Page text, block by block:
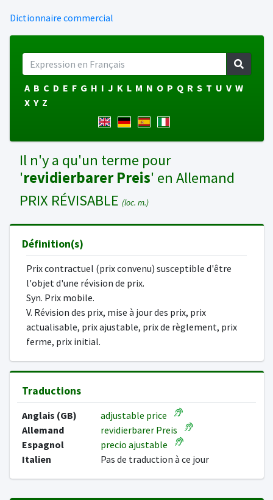
Dictionnaire commercial
A B C D E F G H I J K L M N O P Q R S T U V W
X Y Z
Il n'y a qu'un terme pour
'revidierbarer Preis' en Allemand
PRIX RÉVISABLE (loc. m.)
Définition(s)
Prix contractuel (prix convenu) susceptible d'être
l'objet d'une révision de prix.
Syn. Prix mobile.
V. Révision des prix, mise à jour des prix, prix
actualisable, prix ajustable, prix de règlement, prix
ferme, prix initial.
Traductions
Anglais (GB)
adjustable price
Allemand
revidierbarer Preis
Espagnol
precio ajustable
Italien
Pas de traduction à ce jour